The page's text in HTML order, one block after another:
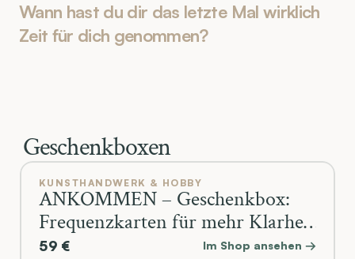
Wann hast du dir das letzte Mal wirklich
Zeit für dich genommen?
Geschenkboxen
KUNSTHANDWERK & HOBBY
ANKOMMEN – Geschenkbox:
Frequenzkarten für mehr Klarheit
und innere Kraft
59 € Im Shop ansehen →